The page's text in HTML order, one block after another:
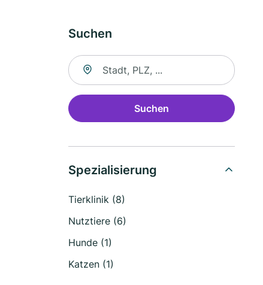
Suchen
Suche nach Ort
Suchen
Spezialisierung
Tierklinik (8)
Nutztiere (6)
Hunde (1)
Katzen (1)